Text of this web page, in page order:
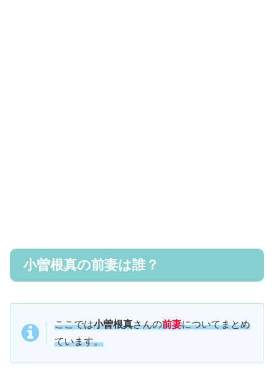
小曽根真の前妻は誰？
ここでは小曽根真さんの前妻についてまとめ
ています。